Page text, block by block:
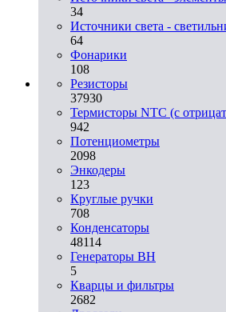
34
Источники света -
64
Фонарики
108
Резисторы
37930
Термисторы NTC (с
942
Потенциометры
2098
Энкодеры
123
Круглые ручки
708
Конденсаторы
48114
Генераторы ВН
5
Кварцы и фильтры
2682